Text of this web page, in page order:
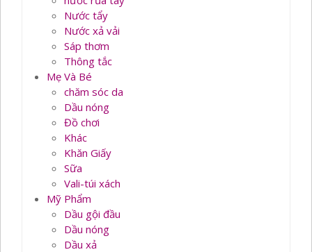
Nước tẩy
Nước xả vải
Sáp thơm
Thông tắc
Mẹ Và Bé
chăm sóc da
Dầu nóng
Đồ chơi
Khác
Khăn Giấy
Sữa
Vali-túi xách
Mỹ Phẩm
Dầu gội đầu
Dầu nóng
Dầu xả